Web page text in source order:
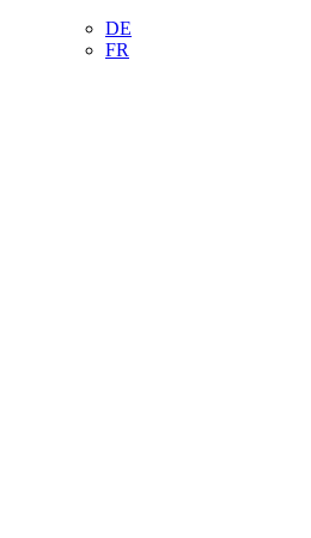
DE
FR